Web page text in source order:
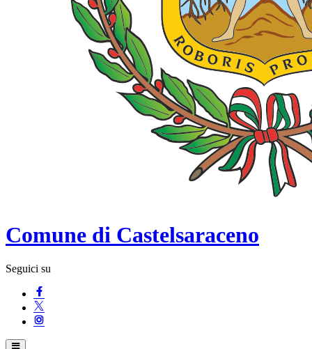
Comune di Castelsaraceno
Seguici su